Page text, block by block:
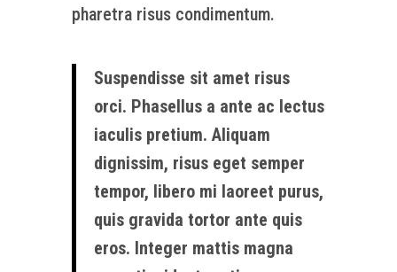
pharetra risus condimentum.
Suspendisse sit amet risus
orci. Phasellus a ante ac lectus
iaculis pretium. Aliquam
dignissim, risus eget semper
tempor, libero mi laoreet purus,
quis gravida tortor ante quis
eros. Integer mattis magna